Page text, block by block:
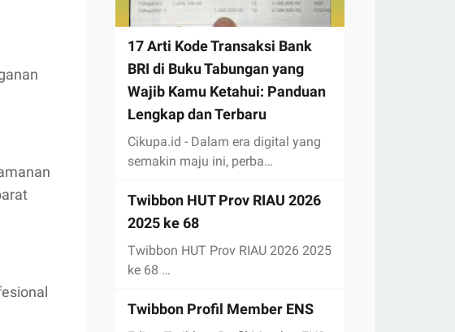
17 Arti Kode Transaksi Bank
BRI di Buku Tabungan yang
Wajib Kamu Ketahui: Panduan
Lengkap dan Terbaru
Cikupa.id - Dalam era digital yang
semakin maju ini, perba…
Twibbon HUT Prov RIAU 2026
2025 ke 68
Twibbon HUT Prov RIAU 2026 2025
ke 68 …
Twibbon Profil Member ENS